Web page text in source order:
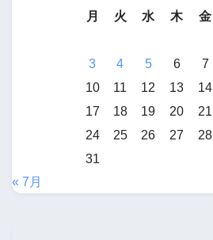
月
火 水 木 金
3
4 5 6 7
10
11 12 13 14
17
18 19 20 21
24
25 26 27 28
31
« 7月